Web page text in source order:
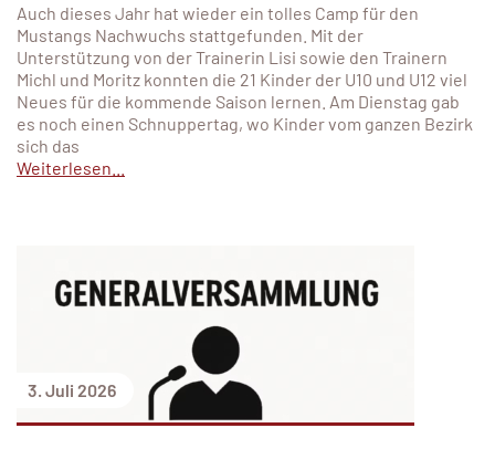
Auch dieses Jahr hat wieder ein tolles Camp für den
Mustangs Nachwuchs stattgefunden. Mit der
Unterstützung von der Trainerin Lisi sowie den Trainern
Michl und Moritz konnten die 21 Kinder der U10 und U12 viel
Neues für die kommende Saison lernen. Am Dienstag gab
es noch einen Schnuppertag, wo Kinder vom ganzen Bezirk
sich das
Weiterlesen...
3. Juli 2026